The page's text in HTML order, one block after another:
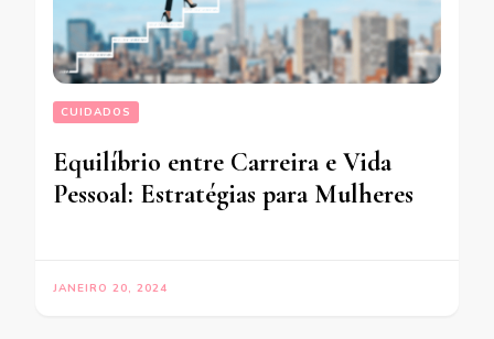
CUIDADOS
Equilíbrio entre Carreira e Vida
Pessoal: Estratégias para Mulheres
JANEIRO 20, 2024